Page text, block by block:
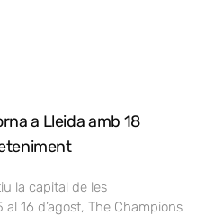
a Lleida amb 18
la capital de les
16 d’agost, The Champions